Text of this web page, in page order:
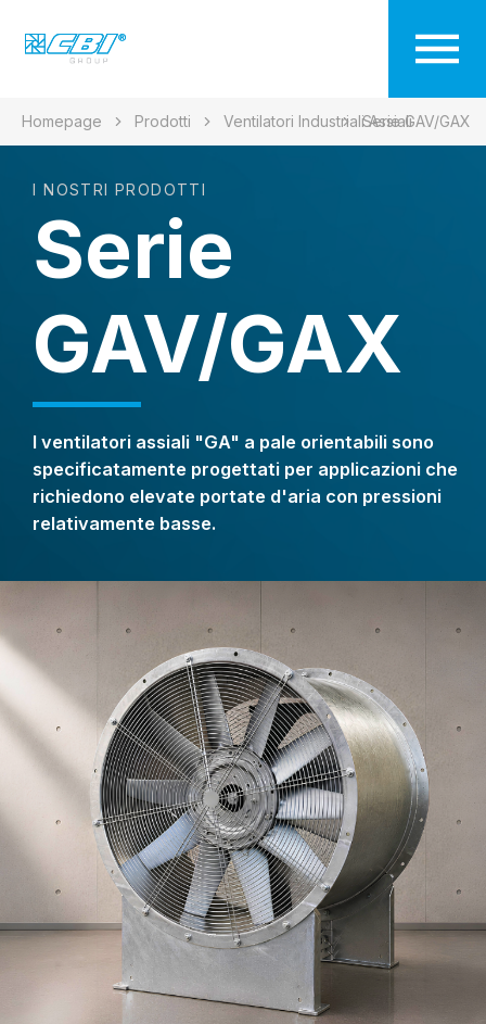
Homepage Prodotti Ventilatori Industriali AssialiSerie GAV/GAX
I NOSTRI PRODOTTI
Serie
GAV/GAX
I ventilatori assiali "GA" a pale orientabili sono
specificatamente progettati per applicazioni che
richiedono elevate portate d'aria con pressioni
relativamente basse.